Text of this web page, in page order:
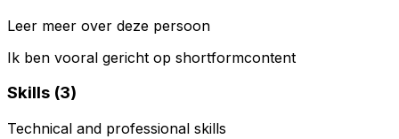
Leer meer over deze persoon
Ik ben vooral gericht op shortformcontent
Skills (3)
Technical and professional skills